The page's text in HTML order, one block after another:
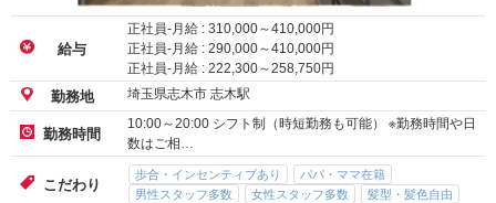
給与
正社員-月給 : 310,000～410,000円
正社員-月給 : 290,000～410,000円
正社員-月給 : 222,300～258,750円
勤務地 埼玉県志木市 志木駅
勤務時間
10:00～20:00 シフト制（時短勤務も可能） ※勤務時間や日
数はご相…
こだわり
歩合・インセンティブあり
パパ・ママ在籍
男性スタッフ多数
女性スタッフ多数 髪型・髪色自由